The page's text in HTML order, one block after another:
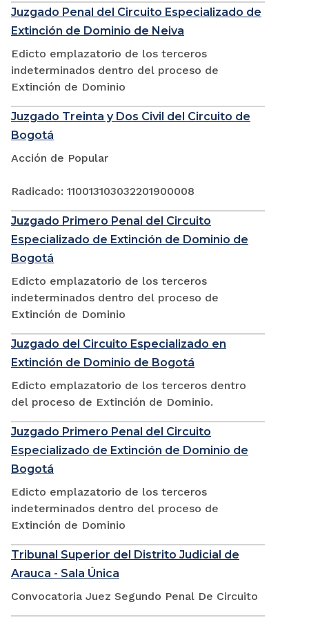
Juzgado Penal del Circuito Especializado de
Extinción de Dominio de Neiva
Edicto emplazatorio de los terceros
indeterminados dentro del proceso de
Extinción de Dominio
Juzgado Treinta y Dos Civil del Circuito de
Bogotá
Acción de Popular
Radicado: 110013103032201900008
Juzgado Primero Penal del Circuito
Especializado de Extinción de Dominio de
Bogotá
Edicto emplazatorio de los terceros
indeterminados dentro del proceso de
Extinción de Dominio
Juzgado del Circuito Especializado en
Extinción de Dominio de Bogotá
Edicto emplazatorio de los terceros dentro
del proceso de Extinción de Dominio.
Juzgado Primero Penal del Circuito
Especializado de Extinción de Dominio de
Bogotá
Edicto emplazatorio de los terceros
indeterminados dentro del proceso de
Extinción de Dominio
Tribunal Superior del Distrito Judicial de
Arauca - Sala Única
Convocatoria Juez Segundo Penal De Circuito